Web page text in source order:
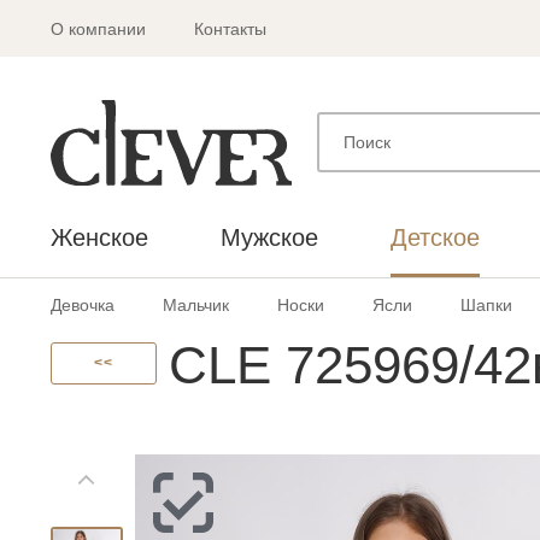
О компании Контакты
Женское Мужское Детское
Девочка Мальчик Носки Ясли Шапки
<< CLE 725969/